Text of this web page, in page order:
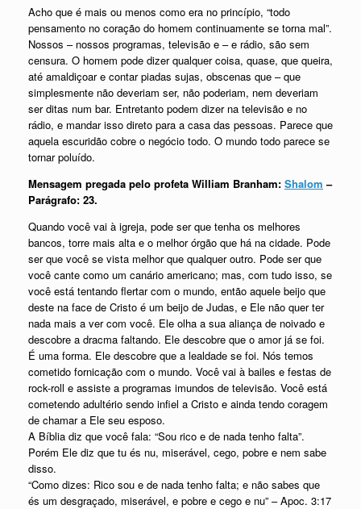
Acho que é mais ou menos como era no princípio, “todo
pensamento no coração do homem continuamente se torna mal”.
Nossos – nossos programas, televisão e – e rádio, são sem
censura. O homem pode dizer qualquer coisa, quase, que queira,
até amaldiçoar e contar piadas sujas, obscenas que – que
simplesmente não deveriam ser, não poderiam, nem deveriam
ser ditas num bar. Entretanto podem dizer na televisão e no
rádio, e mandar isso direto para a casa das pessoas. Parece que
aquela escuridão cobre o negócio todo. O mundo todo parece se
tornar poluído.
Mensagem pregada pelo profeta William Branham: Shalom –
Parágrafo: 23.
Quando você vai à igreja, pode ser que tenha os melhores
bancos, torre mais alta e o melhor órgão que há na cidade. Pode
ser que você se vista melhor que qualquer outro. Pode ser que
você cante como um canário americano; mas, com tudo isso, se
você está tentando flertar com o mundo, então aquele beijo que
deste na face de Cristo é um beijo de Judas, e Ele não quer ter
nada mais a ver com você. Ele olha a sua aliança de noivado e
descobre a dracma faltando. Ele descobre que o amor já se foi.
É uma forma. Ele descobre que a lealdade se foi. Nós temos
cometido fornicação com o mundo. Você vai à bailes e festas de
rock-roll e assiste a programas imundos de televisão. Você está
cometendo adultério sendo infiel a Cristo e ainda tendo coragem
de chamar a Ele seu esposo.
A Bíblia diz que você fala: “Sou rico e de nada tenho falta”.
Porém Ele diz que tu és nu, miserável, cego, pobre e nem sabe
disso.
“Como dizes: Rico sou e de nada tenho falta; e não sabes que
és um desgraçado, miserável, e pobre e cego e nu” – Apoc. 3:17